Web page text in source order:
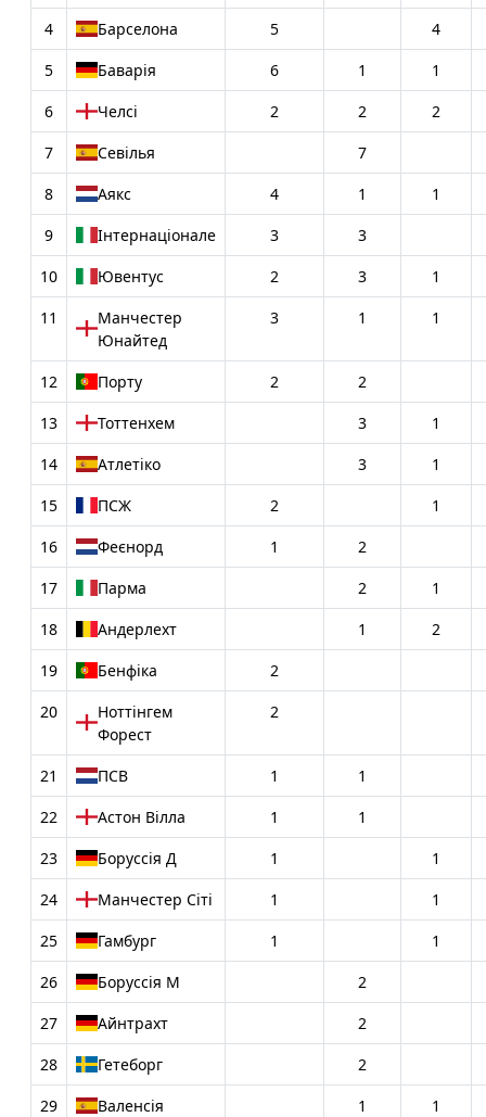
4
Барселона 5
4
5
Баварія 6 1
1
6
Челсі 2 2
2
7
Севілья
7
8
Аякс 4 1
1
9
Інтернаціонале 3
3
10
Ювентус 2 3
1
11
Манчестер
Юнайтед
3 1 1
12 Порту 2
2
13
Тоттенхем 3
1
14
Атлетіко 3
1
15
ПСЖ 2
1
16
Феєнорд 1
2
17
Парма 2
1
18
Андерлехт 1
2
19
Бенфіка
2
20
Ноттінгем
Форест
2
21 ПСВ 1
1
22
Астон Вілла 1
1
23
Боруссія Д 1
1
24
Манчестер Сіті 1
1
25
Гамбург 1
1
26
Боруссія М
2
27
Айнтрахт
2
28
Гетеборг
2
29
Валенсія 1
1